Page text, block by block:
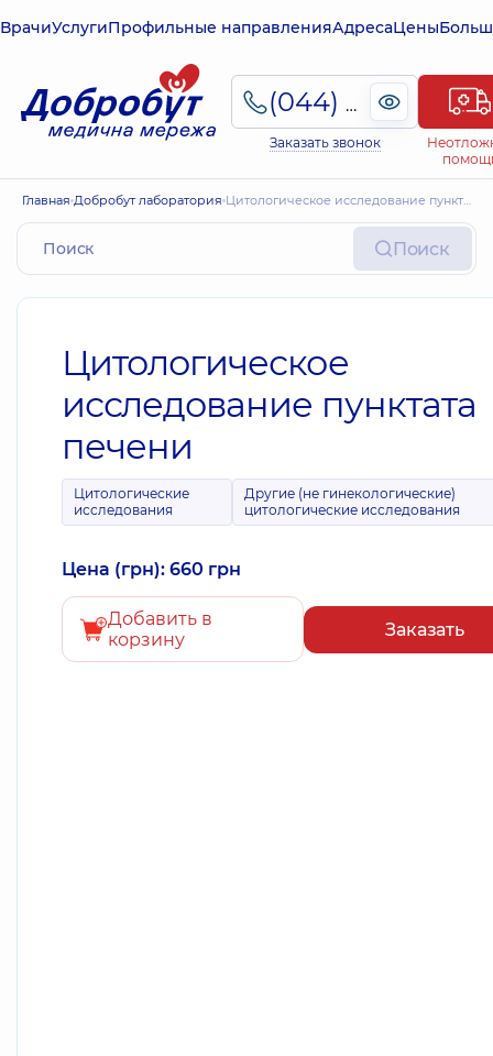
ВрачиУслугиПрофильные направленияАдресаЦены
(044) 495-2-888
Заказать звонок
Главная Добробут лаборатория Цитологическое исследование пунктата печени
Поиск
Цитологическое
исследование пунктата
печени
Цитологические
исследования
Другие (не гинекологические)
цитологические исследования
Цена (грн): 660 грн
Добавить в
корзину
Заказать